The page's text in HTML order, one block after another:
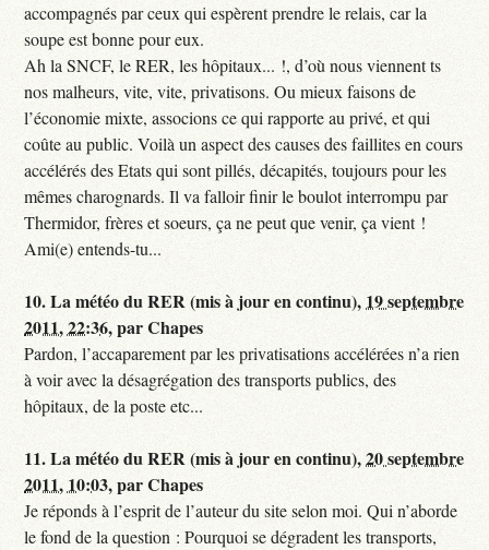
accompagnés par ceux qui espèrent prendre le relais, car la
soupe est bonne pour eux.
Ah la SNCF, le RER, les hôpitaux... !, d’où nous viennent ts
nos malheurs, vite, vite, privatisons. Ou mieux faisons de
l’économie mixte, associons ce qui rapporte au privé, et qui
coûte au public. Voilà un aspect des causes des faillites en cours
accélérés des Etats qui sont pillés, décapités, toujours pour les
mêmes charognards. Il va falloir finir le boulot interrompu par
Thermidor, frères et soeurs, ça ne peut que venir, ça vient !
Ami(e) entends-tu...
10.La météo du RER (mis à jour en continu), 19 septembre
2011, 22:36,parChapes
Pardon, l’accaparement par les privatisations accélérées n’a rien
à voir avec la désagrégation des transports publics, des
hôpitaux, de la poste etc...
11.La météo du RER (mis à jour en continu),20 septembre
2011, 10:03,parChapes
Je réponds à l’esprit de l’auteur du site selon moi. Qui n’aborde
le fond de la question : Pourquoi se dégradent les transports,